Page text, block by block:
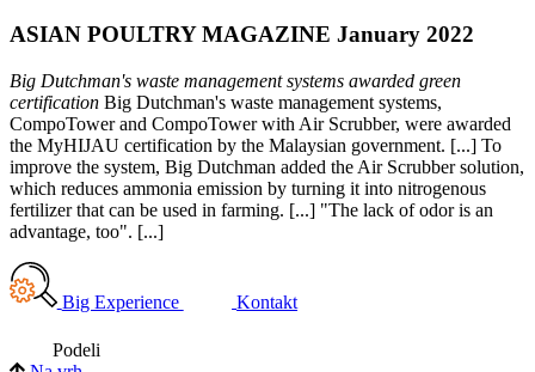
ASIAN POULTRY MAGAZINE January 2022
Big Dutchman's waste management systems awarded green
certification Big Dutchman's waste management systems,
CompoTower and CompoTower with Air Scrubber, were awarded
the MyHIJAU certification by the Malaysian government. [...] To
improve the system, Big Dutchman added the Air Scrubber solution,
which reduces ammonia emission by turning it into nitrogenous
fertilizer that can be used in farming. [...] "The lack of odor is an
advantage, too". [...]
Big Experience Kontakt
Podeli